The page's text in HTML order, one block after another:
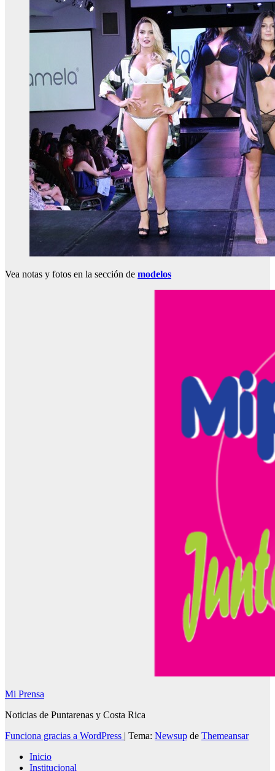
Vea notas y fotos en la sección de modelos
Mi Prensa
Noticias de Puntarenas y Costa Rica
Funciona gracias a WordPress | Tema: Newsup de Themeansar
Inicio
Institucional